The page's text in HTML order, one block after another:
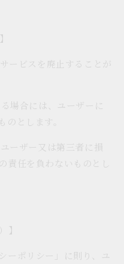
ービスを廃止することが
場合には、ユーザーに
とします。
ーザー又は第三者に損
責任を負わないものとし
】
ーポリシー」に則り、ユ